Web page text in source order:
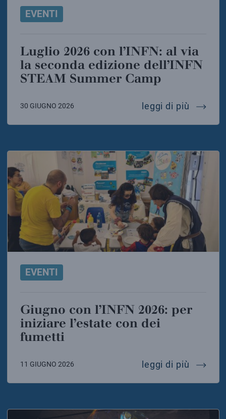
EVENTI
Luglio 2026 con l’INFN: al via
la seconda edizione dell’INFN
STEAM Summer Camp
30 GIUGNO 2026 leggi di più luglio
EVENTI
Giugno con l’INFN 2026: per
iniziare l’estate con dei
fumetti
11 GIUGNO 2026 leggi di più